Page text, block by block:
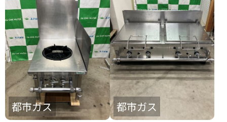
都市ガス 都市ガス